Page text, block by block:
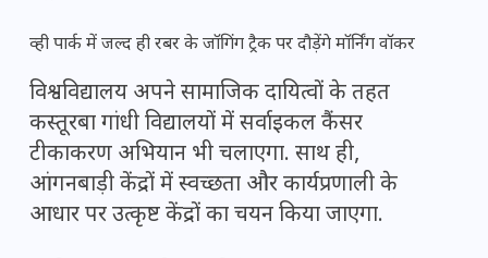
व्ही पार्क में जल्द ही रबर के जॉगिंग ट्रैक पर दौड़ेंगे मॉर्निंग वॉकर
विश्वविद्यालय अपने सामाजिक दायित्वों के तहत
कस्तूरबा गांधी विद्यालयों में सर्वाइकल कैंसर
टीकाकरण अभियान भी चलाएगा. साथ ही,
आंगनबाड़ी केंद्रों में स्वच्छता और कार्यप्रणाली के
आधार पर उत्कृष्ट केंद्रों का चयन किया जाएगा.